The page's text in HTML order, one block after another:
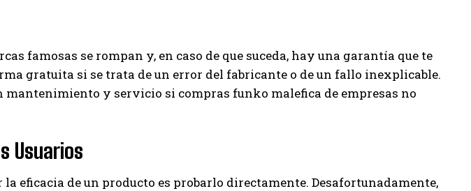
famosas se rompan y, en caso de que suceda, hay una garantía que te
gratuita si se trata de un error del fabricante o de un fallo inexplicable.
y servicio si compras funko malefica de empresas no
Usuarios
eficacia de un producto es probarlo directamente. Desafortunadamente,